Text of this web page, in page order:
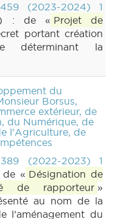
(2023-2024) 1
: de « Projet de
portant création
déterminant la
du
Borsus,
extérieur, de
du Numérique, de
l'Agriculture, de
(2022-2023) 1
de « Désignation de
de rapporteur »
au nom de la
l’aménagement du